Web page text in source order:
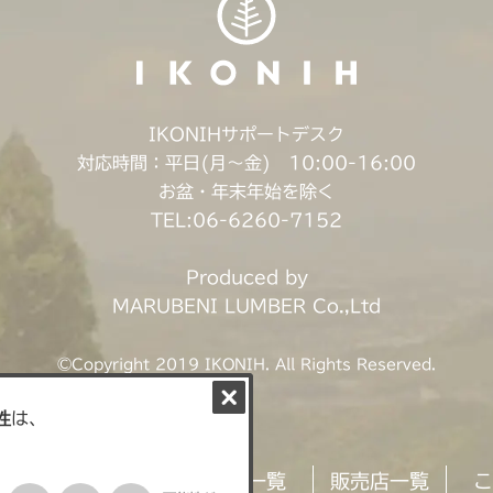
IKONIHサポートデスク
対応時間：平日(月〜金) 10:00-16:00
お盆・年末年始を除く
TEL:06-6260-7152
Produced by
MARUBENI LUMBER Co.,Ltd
©Copyright 2019 IKONIH. All Rights Reserved.
IKONIHとは 商品一覧 販売店一覧